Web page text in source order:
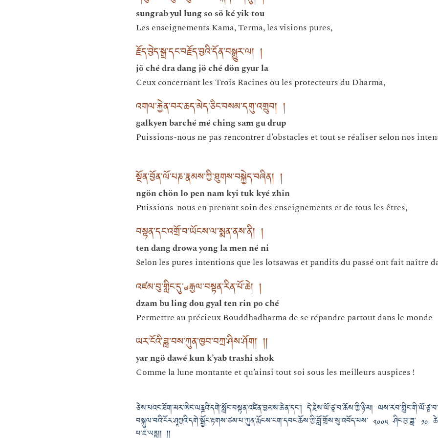
sungrab yul lung so sö ké yik tou
Les enseignements Kama, Terma, les visions pures,
རྗོད་བྱེད་སྒྲ་དང་བརྗོད་བྱའི་དོན་བསྒྱུར་ལ། །
jö ché dra dang jö ché dön gyur la
Ceux concernant les Trois Racines ou les protecteurs du Dharma,
འགལ་རྐྱེན་བར་ཆད་མེད་ཅིང་བསམ་དགུ་འགྲུབ། །
galkyen barché mé ching sam gu drup
Puissions-nous ne pas rencontrer d’obstacles et tout se réaliser selon nos
སྔོན་བྱོན་ལོ་པཎ་རྣམས་ཀྱི་ཐུགས་བསྐྱེད་བཞིན། །
ngön chön lo pen nam kyi tuk kyé zhin
Puissions-nous en prenant soin des enseignements et de tous les êtres,
བསྟན་དང་འགྲོ་བ་ཡོངས་ལ་སྨན་ནས་ནི། །
ten dang drowa yong la men né ni
Selon les pures intentions que les lotsawas et pandits du passé ont fait naître
འཛམ་བུ་གླིང་དུ་༧རྒྱལ་བསྟན་རིན་པོ་ཆེ། །
dzam bu ling dou gyal ten rin po ché
Permettre au précieux Bouddhadharma de se répandre partout dans le monde
ཡར་ངོའི་ཟླ་བས་ཀུན་ཁྱབ་བཀྲ་ཤིས་ཤོག། །།
yar ngö dawé kun k’yab trashi shok
Comme la lune montante et qu’ainsi tout soi sous les meilleurs auspices !
ཅེས་པའང་ཐོག་མར་ཨིང་ལཎྜའི་དགེ་སློང་བསྟན་འཛིན་བྱམས་ཆེན་དང༌། དེ་རྗེས་ལོ་ཙཱ་བ་ཆོས་ཀྱི་ཉི་མ།
བསྐུལ་བའི་ངོར་ཤཱཀྱའི་དགེ་སྦྱོང་རྟགས་ཙམ་པ་ཀུན་རྨོངས་ངག་དབང་ཆོས་ཀྱི་བློ་གྲོས་སུ་འབོད་པས་ ༢༠༠༥ ཤིང་བྱ་ཟླ་